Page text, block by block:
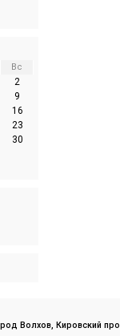
Вс
2
9
16
23
30
Волхов, Кировский